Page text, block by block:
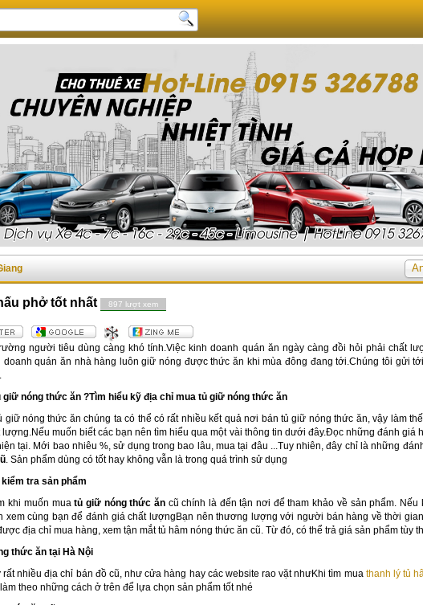
phở tốt nhất 897 lượt xem
người tiêu dùng càng khó tính.Việc kinh doanh quán ăn ngày càng đồi hỏi phải chất
doanh quán ăn nhà hàng luôn giữ nóng được thức ăn khi mùa đông đang tới.Chúng tôi gửi
giữ nóng thức ăn ?Tìm hiểu kỹ địa chỉ mua tủ giữ nóng thức ăn
giữ nóng thức ăn chúng ta có thể có rất nhiều kết quả nơi bán tủ giữ nóng thức ăn, vậy làm
muốn biết các bạn nên tìm hiểu qua một vài thông tin dưới đây.Đọc những đánh giá
tại. Mới bao nhiêu %, sử dụng trong bao lâu, mua tại đâu ...Tuy nhiên, đây chỉ là những
. Sản phẩm dùng có tốt hay không vẫn là trong quá trình sử dụng
tra sản phẩm
khi muốn muatủ giữ nóng thức ăncũ chính là đến tận nơi để tham khảo về sản phẩm. Nếu
xem cùng bạn để đánh giá chất lượngBạn nên thương lượng với người bán hàng về thời
địa chỉ mua hàng, xem tận mắt tủ hâm nóng thức ăn cũ. Từ đó, có thể trả giá sản phẩm tùy
thức ăn tại Hà Nội
nhiều địa chỉ bán đồ cũ, như cửa hàng hay các website rao vặt nhưKhi tìm mua thanh lý tủ
theo những cách ở trên để lựa chọn sản phẩm tốt nhé